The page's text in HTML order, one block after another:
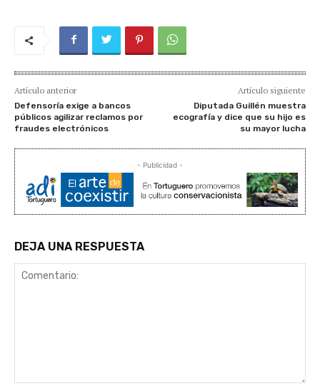
Artículo anterior
Defensoría exige a bancos
públicos agilizar reclamos por
fraudes electrónicos
Artículo siguiente
Diputada Guillén muestra
ecografía y dice que su hijo es
su mayor lucha
- Publicidad -
DEJA UNA RESPUESTA